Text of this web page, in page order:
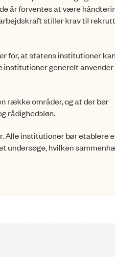
år forventes at være
stiller krav til
for, at statens institutioner kan
institutioner generelt anvender
række områder, og at der bør
rådighedsløn.
Alle institutioner bør etablere
undersøge, hvilken